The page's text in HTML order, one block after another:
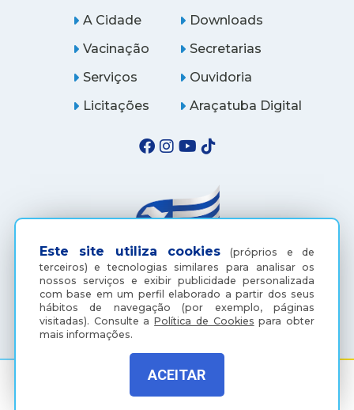
Este site utiliza cookies (próprios e de
terceiros) e tecnologias similares para analisar os
nossos serviços e exibir publicidade personalizada
com base em um perfil elaborado a partir dos seus
hábitos de navegação (por exemplo, páginas
visitadas). Consulte aPolítica de Cookies para obter
mais informações.
ACEITAR
A Cidade
Downloads
Vacinação
Serviços
Licitações
Secretarias
Ouvidoria
Araçatuba Digital
(18) 3607-6500